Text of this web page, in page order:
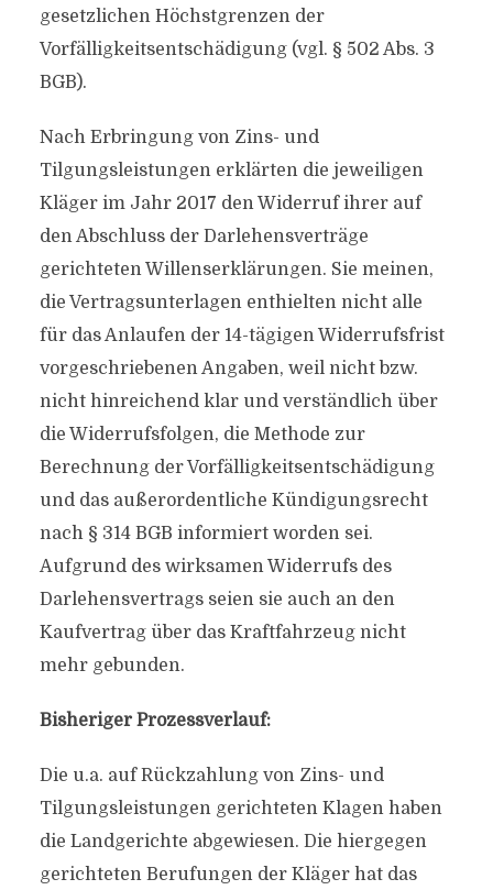
gesetzlichen Höchstgrenzen der
Vorfälligkeitsentschädigung (vgl. § 502 Abs. 3
BGB).
Nach Erbringung von Zins- und
Tilgungsleistungen erklärten die jeweiligen
Kläger im Jahr 2017 den Widerruf ihrer auf
den Abschluss der Darlehensverträge
gerichteten Willenserklärungen. Sie meinen,
die Vertragsunterlagen enthielten nicht alle
für das Anlaufen der 14-tägigen Widerrufsfrist
vorgeschriebenen Angaben, weil nicht bzw.
nicht hinreichend klar und verständlich über
die Widerrufsfolgen, die Methode zur
Berechnung der Vorfälligkeitsentschädigung
und das außerordentliche Kündigungsrecht
nach § 314 BGB informiert worden sei.
Aufgrund des wirksamen Widerrufs des
Darlehensvertrags seien sie auch an den
Kaufvertrag über das Kraftfahrzeug nicht
mehr gebunden.
Bisheriger Prozessverlauf:
Die u.a. auf Rückzahlung von Zins- und
Tilgungsleistungen gerichteten Klagen haben
die Landgerichte abgewiesen. Die hiergegen
gerichteten Berufungen der Kläger hat das